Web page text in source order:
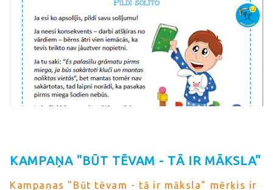
KAMPAŅA "BŪT TĒVAM - TĀ IR MĀKSLA"
Kampaņas "Būt tēvam - tā ir māksla" mērķis ir